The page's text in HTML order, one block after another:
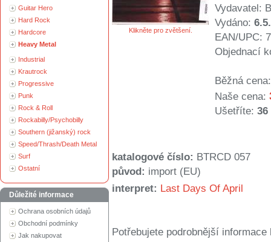
Guitar Hero
Hard Rock
Hardcore
Heavy Metal
Industrial
Krautrock
Progressive
Punk
Rock & Roll
Rockabilly/Psychobilly
Southern (jižanský) rock
Speed/Thrash/Death Metal
Surf
Ostatní
Důležité informace
Ochrana osobních údajů
Obchodní podmínky
Jak nakupovat
Klikněte pro zvětšení.
Vydavatel:
Vydáno:
EAN/UPC:
Objednací
Běžná cena:
Naše cena:
Ušetříte: 36
katalogové číslo: BTRCD 057
původ: import (EU)
interpret: Last Days Of April
Potřebujete podrobnější